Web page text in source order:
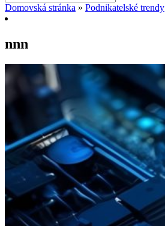
Domovská stránka » Podnikatelské trendy
nnn